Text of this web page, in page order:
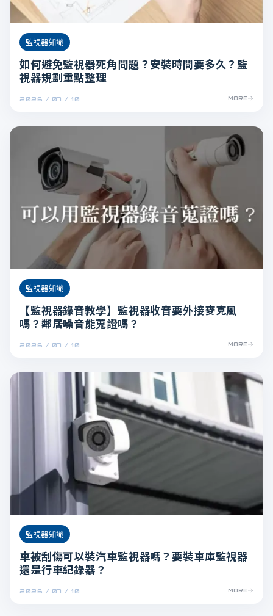
2026 / 07 / 10
監視器知識
如何避免監視器死角問題？安裝時間要多久？監
視器規劃重點整理
MORE
2026 / 07 / 10
監視器知識
【監視器錄音教學】監視器收音要外接麥克風
嗎？鄰居噪音能蒐證嗎？
MORE
2026 / 07 / 10
監視器知識
車被刮傷可以裝汽車監視器嗎？要裝車庫監視器
還是行車紀錄器？
MORE